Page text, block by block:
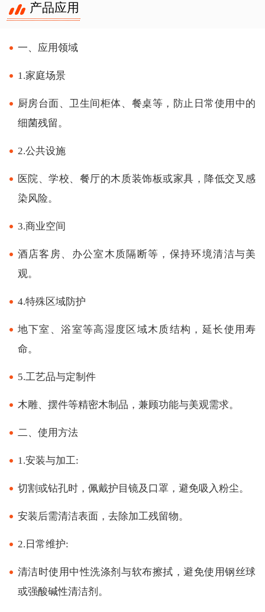
产品应用
一、应用领域
1.家庭场景
厨房台面、卫生间柜体、餐桌等，防止日常使用中的
细菌残留。
2.公共设施
医院、学校、餐厅的木质装饰板或家具，降低交叉感
染风险。
3.商业空间
酒店客房、办公室木质隔断等，保持环境清洁与美
观。
4.特殊区域防护
地下室、浴室等高湿度区域木质结构，延长使用寿
命。
5.工艺品与定制件
木雕、摆件等精密木制品，兼顾功能与美观需求。
二、使用方法
1.安装与加工:
切割或钻孔时，佩戴护目镜及口罩，避免吸入粉尘。
安装后需清洁表面，去除加工残留物。
2.日常维护:
清洁时使用中性洗涤剂与软布擦拭，避免使用钢丝球
或强酸碱性清洁剂。